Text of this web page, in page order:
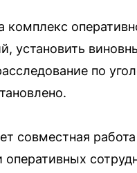
комплекс
установить
по
совместная
оперативных